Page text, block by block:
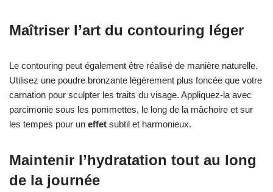
Maîtriser l’art du contouring léger
Le contouring peut également être réalisé de manière naturelle.
Utilisez une poudre bronzante légèrement plus foncée que votre
carnation pour sculpter les traits du visage. Appliquez-la avec
parcimonie sous les pommettes, le long de la mâchoire et sur
les tempes pour un effet subtil et harmonieux.
Maintenir l’hydratation tout au long
de la journée